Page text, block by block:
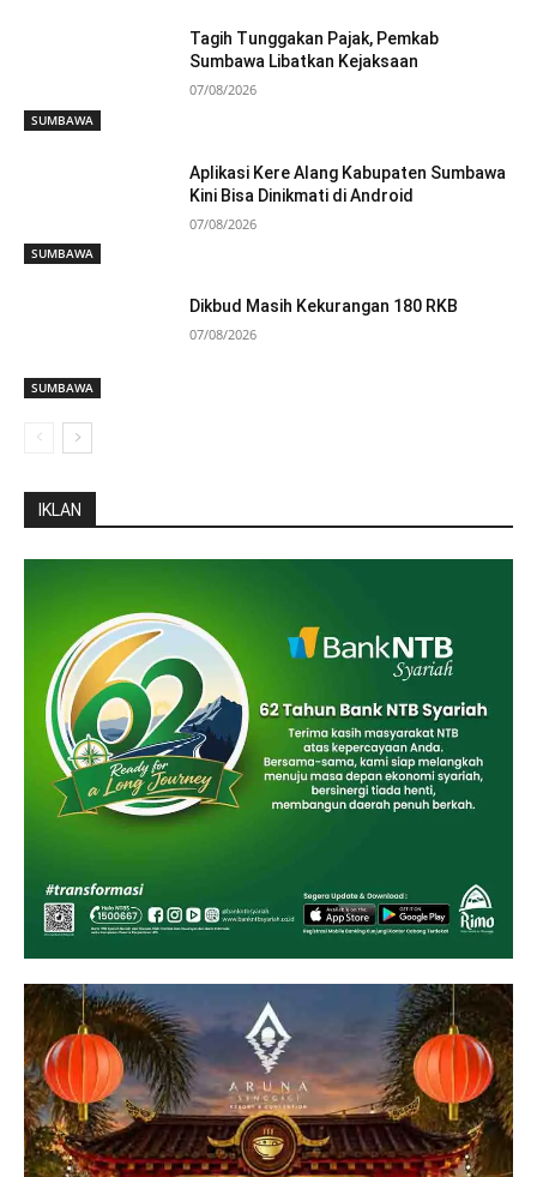
SUMBAWA
Tagih Tunggakan Pajak, Pemkab
Sumbawa Libatkan Kejaksaan
07/08/2026
SUMBAWA
Aplikasi Kere Alang Kabupaten Sumbawa
Kini Bisa Dinikmati di Android
07/08/2026
SUMBAWA
Dikbud Masih Kekurangan 180 RKB
07/08/2026
IKLAN